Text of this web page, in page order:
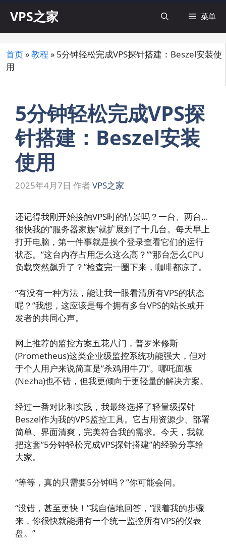
内
VPS之家 菜单
首页 »教程 » 5分钟轻松完成VPS探针搭建：Beszel安装使
用
5分钟轻松完成VPS探
针搭建：Beszel安装
使用
2025年4月7日 作者VPS之家
还记得我刚开始接触VPS时的情景吗？一台、两台…
很快我的”服务器家族”就扩展到了十几台。每天早上
打开电脑，第一件事就是挨个登录查看它们的运行
状态。”这台内存占用怎么这么高？””那台怎么CPU
负载突然飙升了？”检查完一圈下来，咖啡都凉了。
“有没有一种方法，能让我一眼看清所有VPS的状态
呢？”我想，这应该是每个拥有多台VPS的站长或开
发者的共同心声。
网上推荐的监控方案五花八门，普罗米修斯
(Prometheus)这类企业级监控系统功能强大，但对
于个人用户来说简直是”杀鸡用牛刀”。哪吒面板
(Nezha)也不错，但我更倾向于更轻量的解决方案。
经过一番对比和实践，我最终选择了轻量级探针
Beszel作为我的VPS监控工具。它占用资源少、部署
简单、界面清爽，完美符合我的需求。今天，我就
把这套”5分钟轻松完成VPS探针搭建”的经验分享给
大家。
“等等，真的只需要5分钟吗？”你可能会问。
“没错，甚至更快！”我自信地回答，”跟着我的步骤
来，你很快就能拥有一个统一监控所有VPS的仪表
盘。”